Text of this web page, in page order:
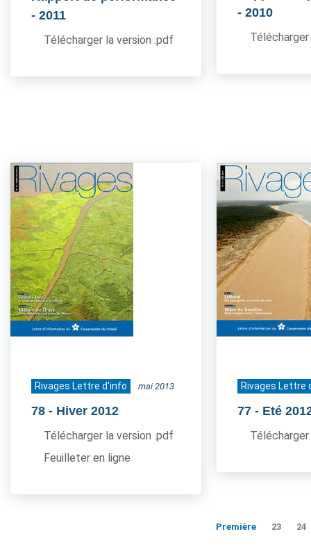
- 2011
Télécharger la version .pdf
- 2010
Rivages Lettre d'info mai 2013
78 - Hiver 2012
Télécharger la version .pdf
Feuilleter en ligne
Rivages Lettre
77 - Eté
Première 23 24